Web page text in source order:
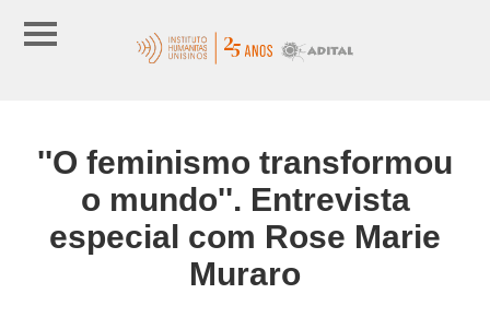
''O feminismo transformou
o mundo''. Entrevista
especial com Rose Marie
Muraro